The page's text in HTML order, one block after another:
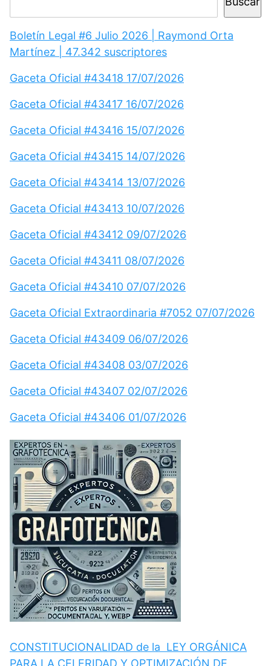
Boletín Legal #6 Julio 2026 | Raymond Orta
Martínez | 47.342 suscriptores
Gaceta Oficial #43418 17/07/2026
Gaceta Oficial #43417 16/07/2026
Gaceta Oficial #43416 15/07/2026
Gaceta Oficial #43415 14/07/2026
Gaceta Oficial #43414 13/07/2026
Gaceta Oficial #43413 10/07/2026
Gaceta Oficial #43412 09/07/2026
Gaceta Oficial #43411 08/07/2026
Gaceta Oficial #43410 07/07/2026
Gaceta Oficial Extraordinaria #7052 07/07/2026
Gaceta Oficial #43409 06/07/2026
Gaceta Oficial #43408 03/07/2026
Gaceta Oficial #43407 02/07/2026
Gaceta Oficial #43406 01/07/2026
CONSTITUCIONALIDAD de la LEY ORGÁNICA
PARA LA CELERIDAD Y OPTIMIZACIÓN DE